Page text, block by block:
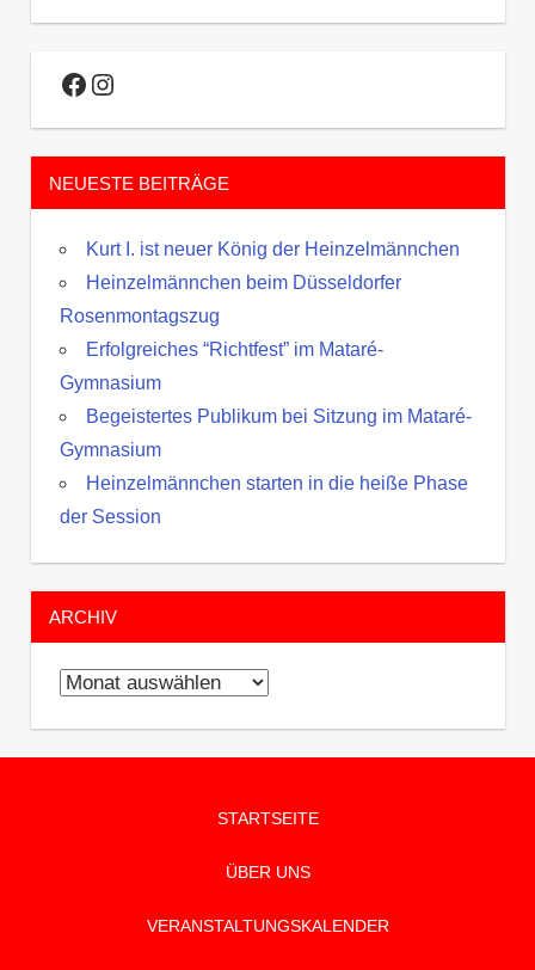
Facebook
Instagram
NEUESTE BEITRÄGE
Kurt I. ist neuer König der Heinzelmännchen
Heinzelmännchen beim Düsseldorfer
Rosenmontagszug
Erfolgreiches “Richtfest” im Mataré-
Gymnasium
Begeistertes Publikum bei Sitzung im Mataré-
Gymnasium
Heinzelmännchen starten in die heiße Phase
der Session
ARCHIV
Archiv
STARTSEITE
ÜBER UNS
VERANSTALTUNGSKALENDER